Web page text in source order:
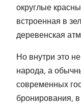
округлые
встроенная в
деревенская
Но внутри это
народа, а
современных
бронирования,